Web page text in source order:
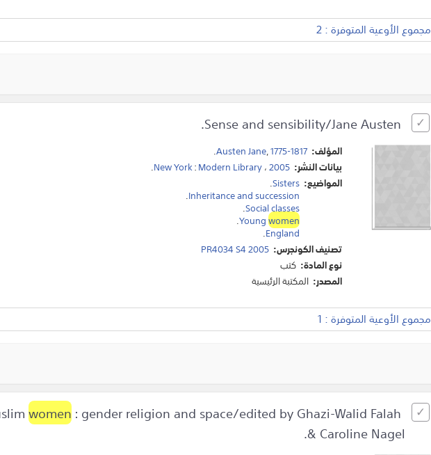
مجموع الأوعية المتوفرة : 2
المؤلف: Austen Jane,1775-1817
.
بيانات النشر:
New York:Modern Library،2005
.
المواضيع: Sisters
.
Inheritance and succession
.
Social classes
.
Youngwomen
.
England
.
تصنيف الكونجرس: PR4034 S4 2005
نوع المادة: كتب
المصدر: المكتبة الرئيسية
مجموع الأوعية المتوفرة : 1
women: gender religion and space/edited by Ghazi-Walid Falah
& Caroline Nagel.